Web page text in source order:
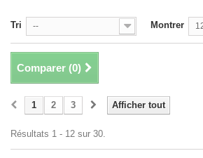
SCOLAIRE ET DICTIONNAIRE
LIVRES ANCIENS AVANT 1945
Tri -- Montrer
Comparer (0)
Afficher tout
1 2 3
Résultats 1 - 12 sur 30.